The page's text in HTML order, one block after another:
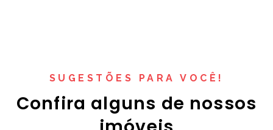
SUGESTÕES PARA VOCÊ!
Confira alguns de nossos